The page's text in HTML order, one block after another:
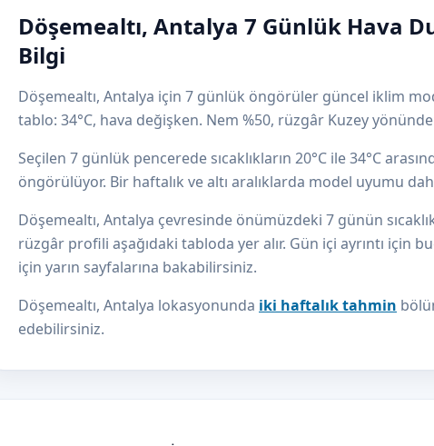
Döşemealtı, Antalya 7 Günlük Hava
Bilgi
Döşemealtı, Antalya için 7 günlük öngörüler güncel iklim
tablo: 34°C, hava değişken. Nem %50, rüzgâr Kuzey
Seçilen 7 günlük pencerede sıcaklıkların 20°C ile 34°C
öngörülüyor. Bir haftalık ve altı aralıklarda model uyumu
Döşemealtı, Antalya çevresinde önümüzdeki 7 günün
rüzgâr profili aşağıdaki tabloda yer alır. Gün içi ayrıntı için
için yarın sayfalarına bakabilirsiniz.
Döşemealtı, Antalya lokasyonunda iki haftalık tahmin
edebilirsiniz.